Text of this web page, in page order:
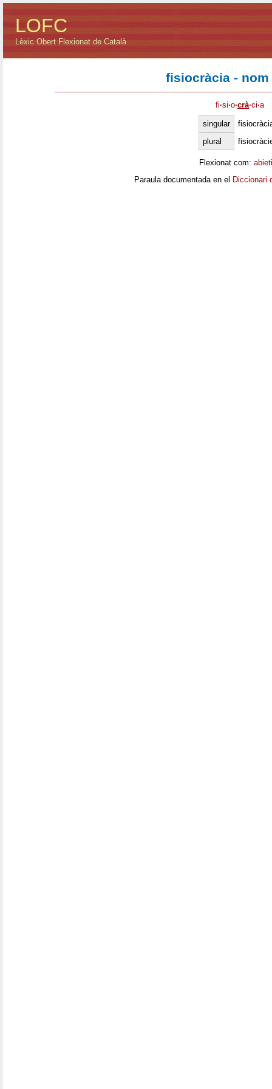
LOFC
Lèxic Obert Flexionat de Català
fisiocràcia - nom
fi·si·o·crà·ci·a
singular
plural
Flexionat com:
Paraula documentada en el Diccionari